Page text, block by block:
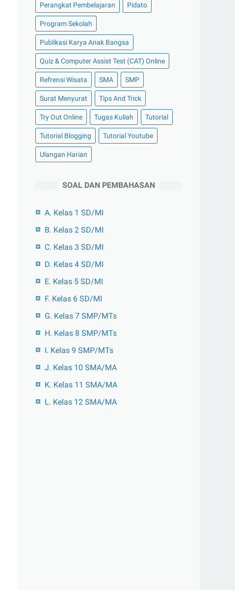
Perangkat Pembelajaran Pidato
Program Sekolah
Publikasi Karya Anak Bangsa
Quiz & Computer Assist Test (CAT) Online
Refrensi Wisata SMA SMP
Surat Menyurat Tips And Trick
Try Out Online Tugas Kuliah Tutorial
Tutorial Blogging Tutorial Youtube
Ulangan Harian
SOAL DAN PEMBAHASAN
A. Kelas 1 SD/MI
B. Kelas 2 SD/MI
C. Kelas 3 SD/MI
D. Kelas 4 SD/MI
E. Kelas 5 SD/MI
F. Kelas 6 SD/MI
G. Kelas 7 SMP/MTs
H. Kelas 8 SMP/MTs
I. Kelas 9 SMP/MTs
J. Kelas 10 SMA/MA
K. Kelas 11 SMA/MA
L. Kelas 12 SMA/MA